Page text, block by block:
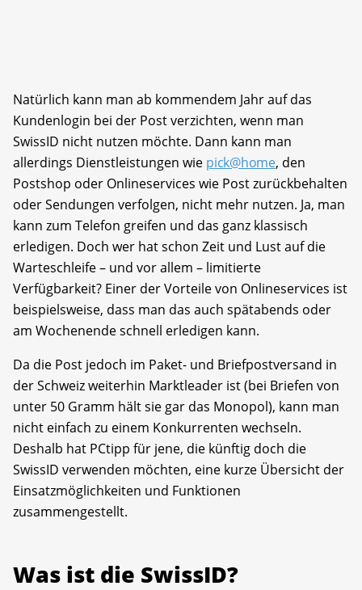
Natürlich kann man ab kommendem Jahr auf das
Kundenlogin bei der Post verzichten, wenn man
SwissID nicht nutzen möchte. Dann kann man
allerdings Dienstleistungen wie pick@home, den
Postshop oder Onlineservices wie Post zurückbehalten
oder Sendungen verfolgen, nicht mehr nutzen. Ja, man
kann zum Telefon greifen und das ganz klassisch
erledigen. Doch wer hat schon Zeit und Lust auf die
Warteschleife – und vor allem – limitierte
Verfügbarkeit? Einer der Vorteile von Onlineservices ist
beispielsweise, dass man das auch spätabends oder
am Wochenende schnell erledigen kann.
Da die Post jedoch im Paket- und Briefpostversand in
der Schweiz weiterhin Marktleader ist (bei Briefen von
unter 50 Gramm hält sie gar das Monopol), kann man
nicht einfach zu einem Konkurrenten wechseln.
Deshalb hat PCtipp für jene, die künftig doch die
SwissID verwenden möchten, eine kurze Übersicht der
Einsatzmöglichkeiten und Funktionen
zusammengestellt.
Was ist die SwissID?